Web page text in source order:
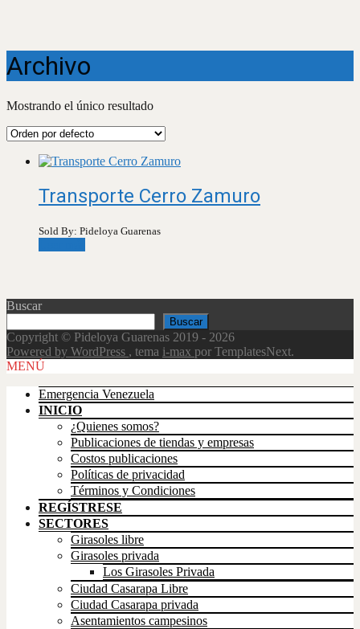
Archivo
Mostrando el único resultado
Transporte Cerro Zamuro
Sold By: Pideloya Guarenas
Buscar
Buscar
Copyright © Pideloya Guarenas 2019 - 2026
Powered by WordPress , tema i-max por TemplatesNext.
Scroll
MENÚ
Emergencia Venezuela
INICIO
¿Quienes somos?
Publicaciones de tiendas y empresas
Costos publicaciones
Políticas de privacidad
Términos y Condiciones
REGÍSTRESE
SECTORES
Girasoles libre
Girasoles privada
Los Girasoles Privada
Ciudad Casarapa Libre
Ciudad Casarapa privada
Asentamientos campesinos